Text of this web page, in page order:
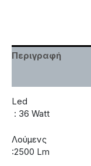
Περιγραφή
Led
: 36 Watt
Λούμενς
:2500 Lm